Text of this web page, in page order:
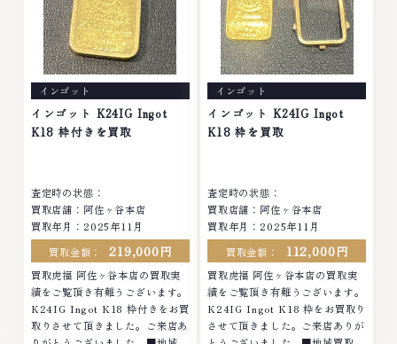
ブランド品・時計等は特に自信を
持って、高額査定を実現しており
ます。 古くて使わなくなってし
まったアクセサリー、動かなくな
ってしまった腕時計、多くのお品
物の高価買取りを実現しており、
他店ではお値段の付かなかったお
品物でも、一点一点丁寧に無料で
中無休
ブランド品・時計等は特に自信を
持って、高額査定を実現しており
ます。 古くて使わなくなってし
まったアクセサリー、動かなくな
ってしまった腕時計、多くのお品
物の高価買取りを実現しており、
他店ではお値段の付かなかったお
品物でも、一点一点丁寧に無料で
中無休
インゴット
インゴット K24IG Ingot
K18 枠付きを買取
査定時の状態：
買取店舗：阿佐ヶ谷本店
買取年月：2025年11月
買取金額：
219,000円
買取虎福 阿佐ヶ谷本店の買取実
績をご覧頂き有難うございます。
K24IG Ingot K18 枠付きをお買
取りさせて頂きました。ご来店あ
インゴット
インゴット K24IG Ingot
K18 枠を買取
査定時の状態：
買取店舗：阿佐ヶ谷本店
買取年月：2025年11月
買取金額：
112,000円
買取虎福 阿佐ヶ谷本店の買取実
績をご覧頂き有難うございます。
K24IG Ingot K18 枠をお買取り
させて頂きました。ご来店ありが